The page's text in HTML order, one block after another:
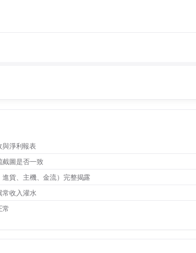
淨利報表
截圖是否一致
貨、主機、金流）完整揭露
常收入灌水
常